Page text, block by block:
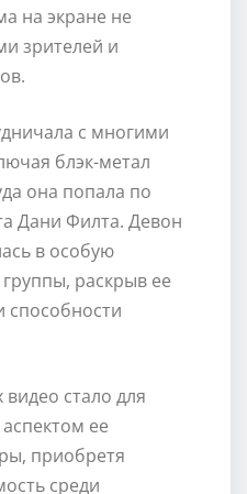
на экране не
зрителей и
с многими
блэк-метал
она попала по
Дани Филта. Девон
в особую
раскрыв ее
способности
стало для
ее
приобретя
среди